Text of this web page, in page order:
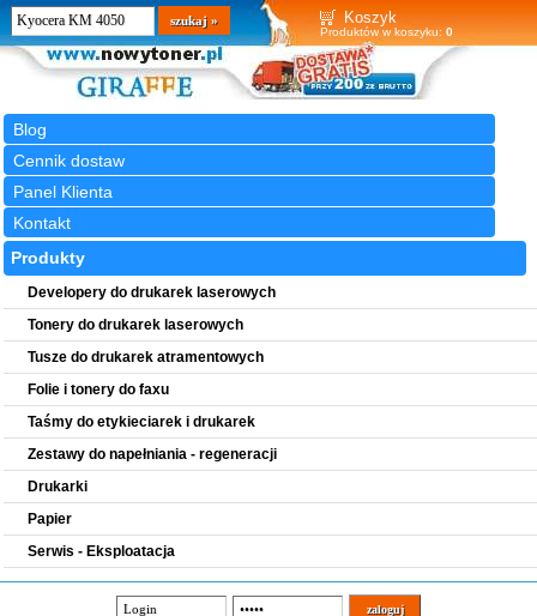
Koszyk
Produktów w koszyku: 0
Blog
Cennik dostaw
Panel Klienta
Kontakt
Wyszukiwarka
szukaj
Produkty
Developery do drukarek laserowych
Tonery do drukarek laserowych
Tusze do drukarek atramentowych
Folie i tonery do faxu
Taśmy do etykieciarek i drukarek
Zestawy do napełniania - regeneracji
Drukarki
Papier
Serwis - Eksploatacja